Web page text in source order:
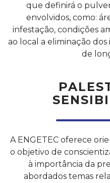
que definirá o
envolvidos, como:
infestação, condições
ao local a eliminação
de
A ENGETEC oferece
o objetivo de
à importância da
abordados temas